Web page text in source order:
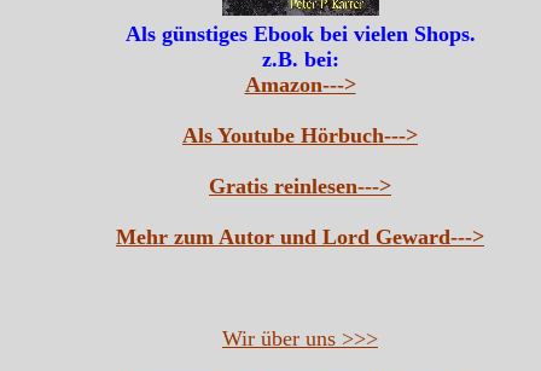
Als günstiges Ebook bei vielen Shops.
z.B. bei:
Amazon--->
Als Youtube Hörbuch--->
Gratis reinlesen--->
Mehr zum Autor und Lord Geward--->
Wir über uns >>>